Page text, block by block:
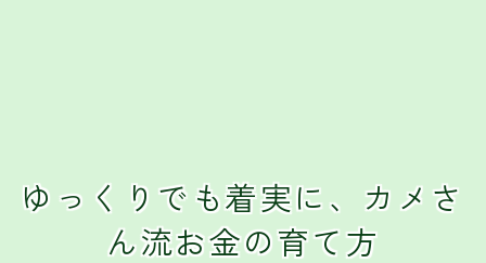
ゆっくりでも着実に、カメさ
ん流お金の育て方